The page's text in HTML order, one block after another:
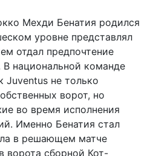
Мехди Бенатия родился
уровне представлял
отдал предпочтение
национальной команде
Juventus не только
ворот, но
во время исполнения
Именно Бенатия стал
в решающем матче
ворота сборной Кот-